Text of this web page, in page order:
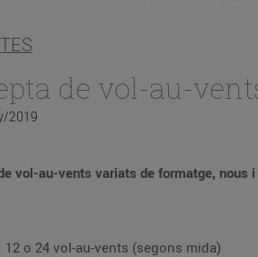
de vol-au-
2019
vol-au-vents variats de formatge, nous
12 o 24 vol-au-vents (segons mida)